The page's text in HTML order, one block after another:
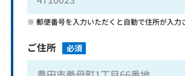
郵便番号を入力いただくと自動で住所が入力
ご住所 必須